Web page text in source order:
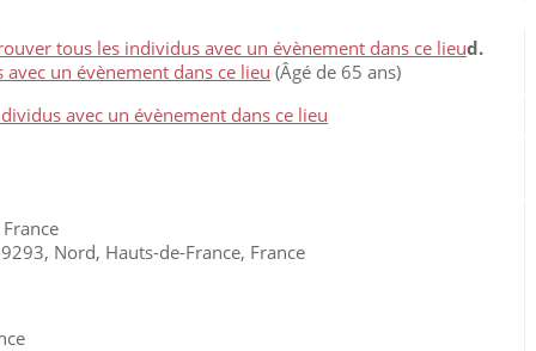
d.
(Âgé de 65 ans)
Nord, Hauts-de-France, France